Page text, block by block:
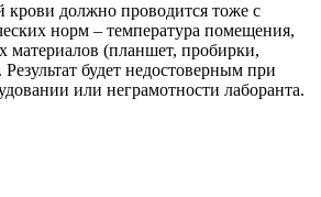
крови должно проводится тоже с
норм – температура помещения,
материалов (планшет, пробирки,
будет недостоверным при
или неграмотности лаборанта.